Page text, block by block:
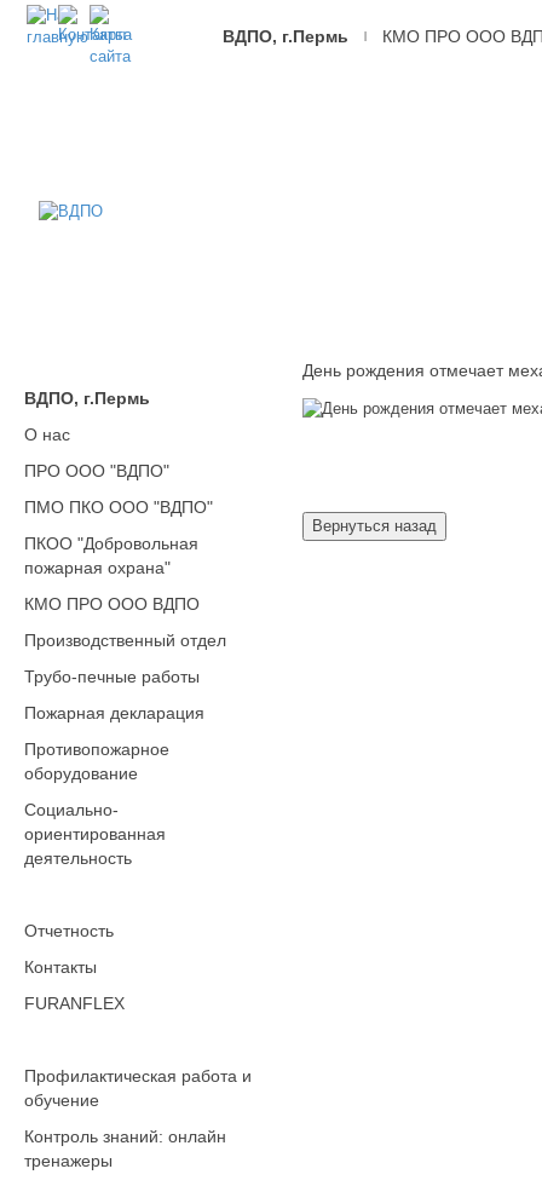
ВДПО, г.Пермь КМО ПРО ООО
ВДПО, г.Пермь
О нас
ПРО ООО "ВДПО"
ПМО ПКО ООО "ВДПО"
ПКОО "Добровольная
пожарная охрана"
КМО ПРО ООО ВДПО
Производственный отдел
Трубо-печные работы
Пожарная декларация
Противопожарное
оборудование
Социально-
ориентированная
деятельность
Отчетность
Контакты
FURANFLEX
Профилактическая работа и
обучение
Контроль знаний: онлайн
тренажеры
День рождения отмечает